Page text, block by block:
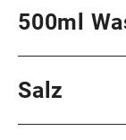
500ml
Salz